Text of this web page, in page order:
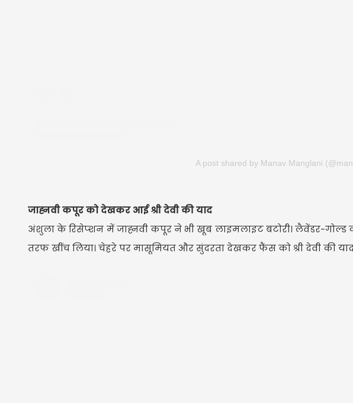
A post shared by Manav Manglani
जाह्नवी कपूर को देखकर आई श्री देवी की याद
अंशुला के रिसेप्शन में जाह्नवी कपूर ने भी खूब लाइमलाइट बटोरी। लैवेंडर-
तरफ खींच लिया। चेहरे पर मासूमियत और सुंदरता देखकर फैंस को श्री देवी की